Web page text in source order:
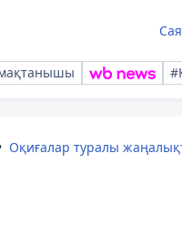
Оқиғалар туралы